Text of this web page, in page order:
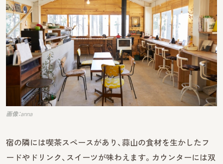
画像：anna
宿の隣には喫茶スペースがあり、蒜山の食材を生かしたフ
ードやドリンク、スイーツが味わえます。カウンターには双